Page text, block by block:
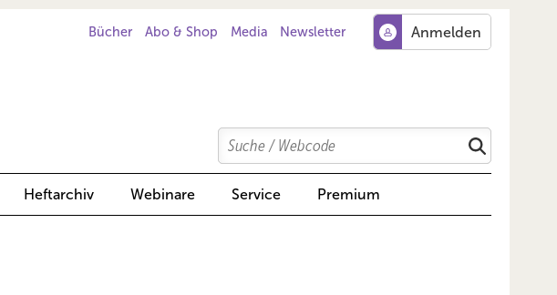
Bücher Abo & Shop Media Newsletter
Search
Suchen
Heftarchiv Webinare Service Premium